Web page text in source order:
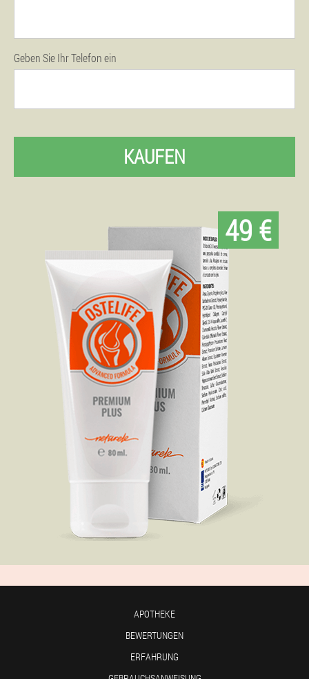
Geben Sie Ihr Telefon ein
KAUFEN
49 €
APOTHEKE
BEWERTUNGEN
ERFAHRUNG